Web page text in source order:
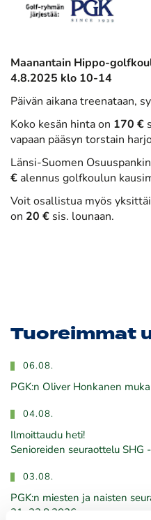
Maanantain Hippo-
4.8.2025 klo 10-14
Päivän aikana treenataan,
Koko kesän hinta on 170 €
vapaan pääsyn torstain
Länsi-Suomen
€ alennus golfkoulun
Voit osallistua myös
on 20 € sis. lounaan.
Tuoreimmat
06.08.
PGK:n Oliver Honkanen
04.08.
Ilmoittaudu heti!
​​​​​​​Senioreiden seuraottelu SHG
03.08.
PGK:n miesten ja naisten
21.-23.8.2026